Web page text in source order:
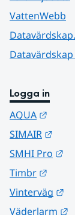
VattenWebb
Logga in
AQUA
SIMAIR
SMHI Pro
Timbr
Vinterväg
Väderlarm